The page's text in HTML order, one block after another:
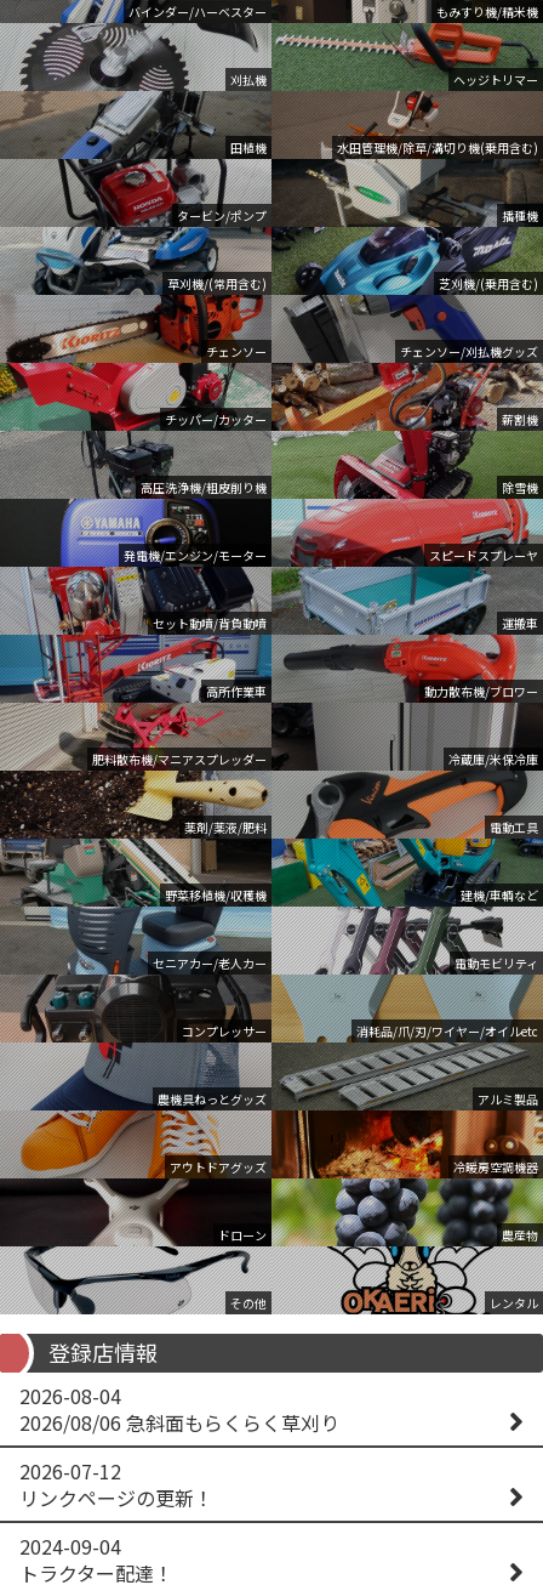
バインダー/ハーベスター もみすり機/精米機
刈払機 ヘッジトリマー
田植機 水田管理機/除草/溝切り機(乗用含む)
タービン/ポンプ 播種機
草刈機/(常用含む) 芝刈機/(乗用含む)
チェンソー チェンソー/刈払機グッズ
チッパー/カッター 薪割機
高圧洗浄機/粗皮削り機 除雪機
発電機/エンジン/モーター スピードスプレーヤ
セット動噴/背負動噴 運搬車
高所作業車 動力散布機/ブロワー
肥料散布機/マニアスプレッダー 冷蔵庫/米保冷庫
薬剤/薬液/肥料 電動工具
野菜移植機/収穫機 建機/車輌など
セニアカー/老人カー 電動モビリティ
コンプレッサー 消耗品/爪/刃/ワイヤー/オイルetc
農機具ねっとグッズ アルミ製品
アウトドアグッズ 冷暖房空調機器
ドローン 農産物
その他 レンタル
登録店情報
2026-08-04
2026/08/06 急斜面もらくらく草刈り
2026-07-12
リンクページの更新！
2024-09-04
トラクター配達！